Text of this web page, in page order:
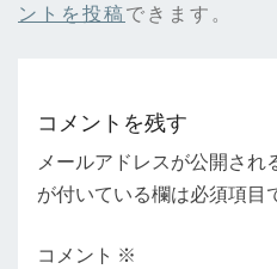
ントを投稿できます。
コメントを残す
メールアドレスが公開され
が付いている欄は必須項目
コメント ※